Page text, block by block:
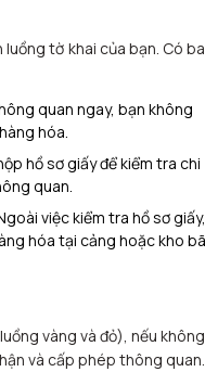
tờ khai của bạn. Có ba
quan ngay, bạn không
hóa.
hồ sơ giấy để kiểm tra chi
quan.
việc kiểm tra hồ sơ giấy,
hóa tại cảng hoặc kho
vàng và đỏ), nếu không
và cấp phép thông quan.